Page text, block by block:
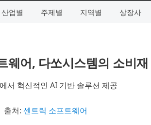
산업별 주제별 지역별 상장사
웨어, 다쏘시스템의 소비
서 혁신적인 AI 기반 솔루션 제공
출처: 센트릭 소프트웨어